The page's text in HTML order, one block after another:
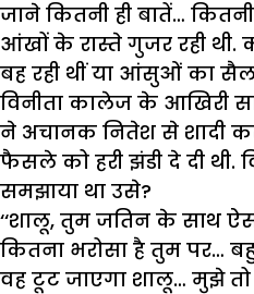
जाने कितनी ही बातें…
आंखों के रास्ते गुजर रही
बह रही थीं या आंसुओं का
विनीता कालेज के आखिरी
ने अचानक नितेश से शादी
फैसले को हरी झंडी दे दी थी.
समझाया था उसे?
‘‘शालू, तुम जतिन के साथ
कितना भरोसा है तुम पर…
वह टूट जाएगा शालू… मुझे